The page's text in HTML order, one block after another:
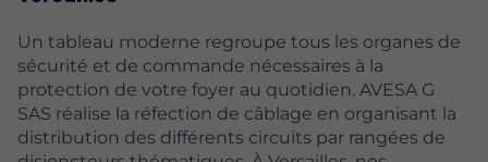
Un tableau moderne regroupe tous les organes de
sécurité et de commande nécessaires à la
protection de votre foyer au quotidien. AVESA G
SAS réalise la réfection de câblage en organisant la
distribution des différents circuits par rangées de